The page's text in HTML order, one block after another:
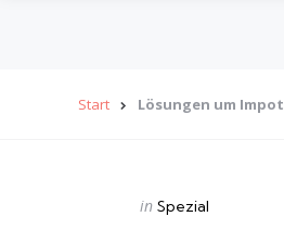
Start Lösungen um
Categories
Posted
in Spezial